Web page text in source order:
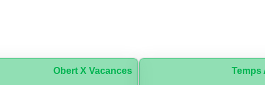
Obert X Vacances Temps